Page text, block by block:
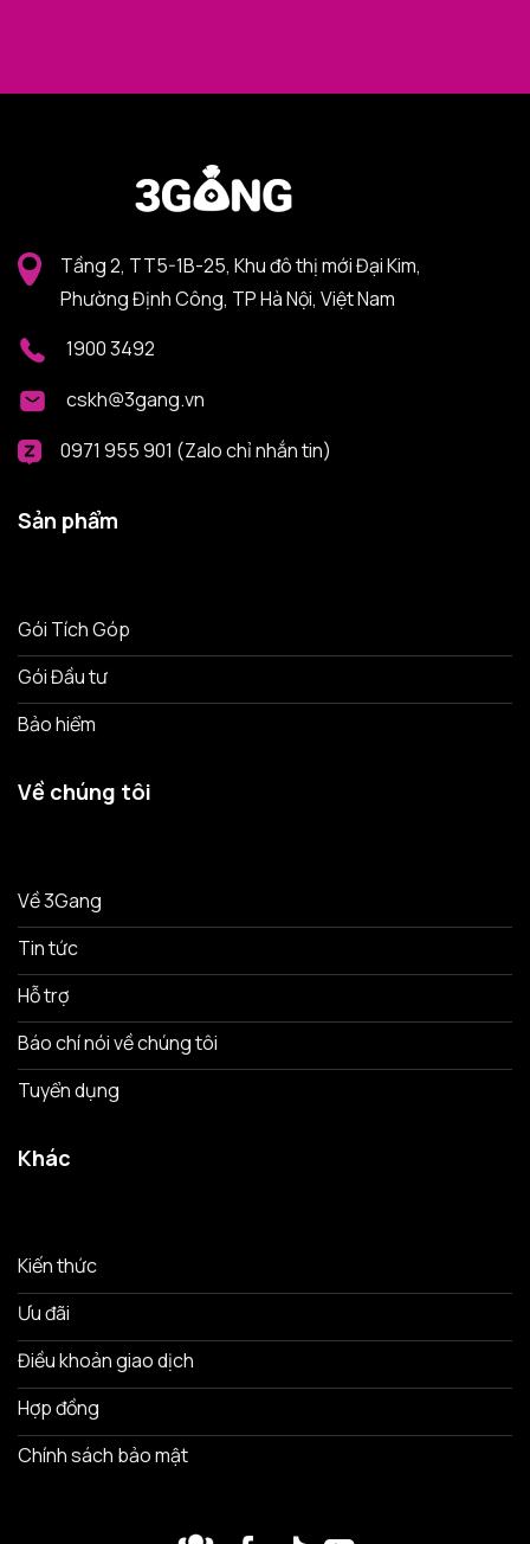
Tầng 2, TT5-1B-25, Khu đô thị mới Đại Kim,
Phường Định Công, TP Hà Nội, Việt Nam
1900 3492
cskh@3gang.vn
0971 955 901 (Zalo chỉ nhắn tin)
Sản phẩm
Gói Tích Góp
Gói Đầu tư
Bảo hiểm
Về chúng tôi
Về 3Gang
Tin tức
Hỗ trợ
Báo chí nói về chúng tôi
Tuyển dụng
Khác
Kiến thức
Ưu đãi
Điều khoản giao dịch
Hợp đồng
Chính sách bảo mật